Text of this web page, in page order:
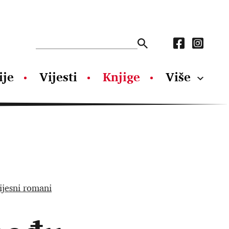
Vijesti Knjige Više
romani